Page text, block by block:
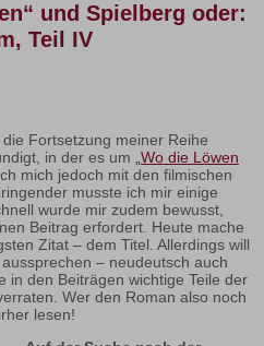
und Spielberg oder:
Teil IV
Fortsetzung meiner Reihe
in der es um „Wo die Löwen
mich jedoch mit den filmischen
musste ich mir einige
wurde mir zudem bewusst,
Beitrag erfordert. Heute mache
Zitat – dem Titel. Allerdings will
– neudeutsch auch
in den Beiträgen wichtige Teile der
Wer den Roman also noch
lesen!